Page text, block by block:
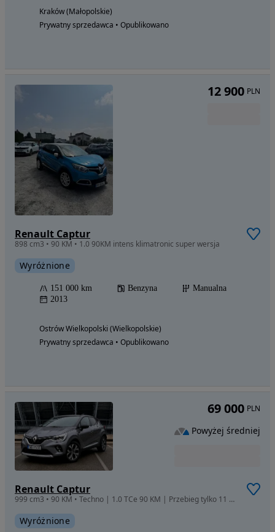
Kraków (Małopolskie)
Prywatny sprzedawca • Opublikowano
Renault Captur
898 cm3 • 90 KM • 1.0 90KM intens klimatronic super wersja
Wyróżnione
151 000 km Benzyna
Manualna
2013
Ostrów Wielkopolski (Wielkopolskie)
Prywatny sprzedawca • Opublikowano
12 900 PLN
Renault Captur
999 cm3 • 90 KM • Techno | 1.0 TCe 90 KM | Przebieg tylko 11 700 km
Wyróżnione
69 000 PLN
Powyżej średniej